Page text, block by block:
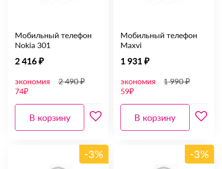
Мобильный телефон
Nokia 301
2 416 ₽
экономия
74₽
2 490 ₽
В корзину
Мобильный телефон
Maxvi
1 931 ₽
экономия
59₽
1 990 ₽
В корзину
-3% -3%